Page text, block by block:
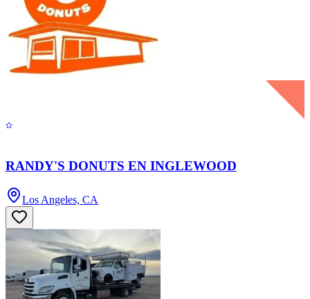
RANDY'S DONUTS EN INGLEWOOD
Los Angeles, CA